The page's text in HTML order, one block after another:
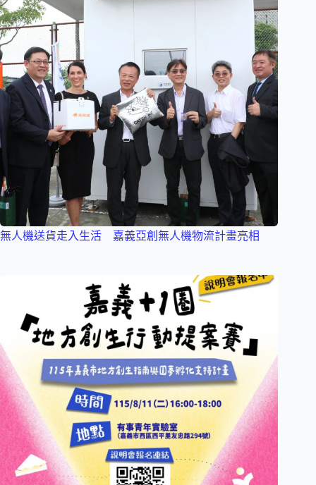
無人機送貨走入生活 嘉義亞創無人機物流計畫亮相